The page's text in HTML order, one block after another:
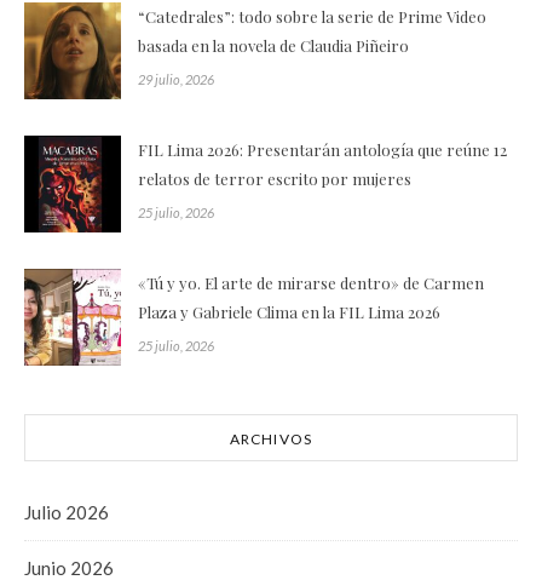
“Catedrales”: todo sobre la serie de Prime Video
basada en la novela de Claudia Piñeiro
29 julio, 2026
FIL Lima 2026: Presentarán antología que reúne 12
relatos de terror escrito por mujeres
25 julio, 2026
«Tú y yo. El arte de mirarse dentro» de Carmen
Plaza y Gabriele Clima en la FIL Lima 2026
25 julio, 2026
ARCHIVOS
Julio 2026
Junio 2026